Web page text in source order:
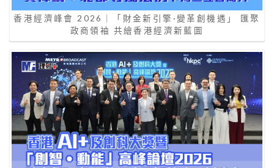
香港經濟峰會 2026｜「財金新引擎·變革創機遇」 匯聚
政商領袖 共繪香港經濟新藍圖